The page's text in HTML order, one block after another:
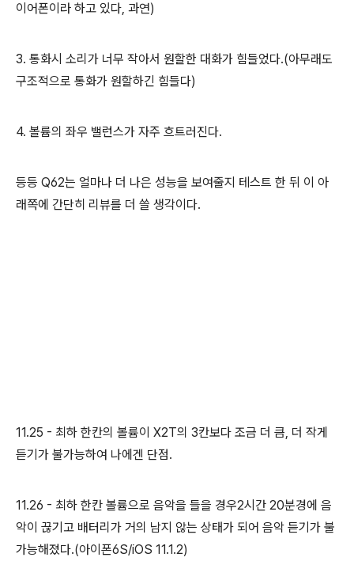
이어폰이라 하고 있다, 과연)
3. 통화시 소리가 너무 작아서 원할한 대화가 힘들었다.(아무래도
구조적으로 통화가 원할하긴 힘들다)
4. 볼륨의 좌우 밸런스가 자주 흐트러진다.
등등 Q62는 얼마나 더 나은 성능을 보여줄지 테스트 한 뒤 이 아
래쪽에 간단히 리뷰를 더 쓸 생각이다.
11.25 - 최하 한칸의 볼륨이 X2T의 3칸보다 조금 더 큼, 더 작게
듣기가 불가능하여 나에겐 단점.
11.26 - 최하 한칸 볼륨으로 음악을 들을 경우2시간 20분경에 음
악이 끊기고 배터리가 거의 남지 않는 상태가 되어 음악 듣기가 불
가능해졌다.(아이폰6S/iOS 11.1.2)